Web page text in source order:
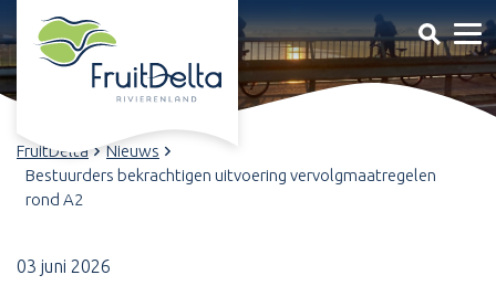
FruitDelta
Nieuws
Bestuurders bekrachtigen uitvoering vervolgmaatregelen
rond A2
03 juni 2026